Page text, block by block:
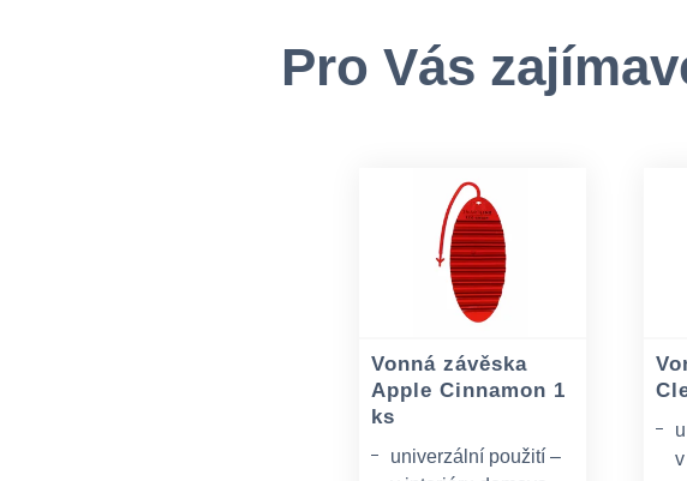
Pro Vás
Vonná závěska
Apple Cinnamon 1
ks
univerzální použití –